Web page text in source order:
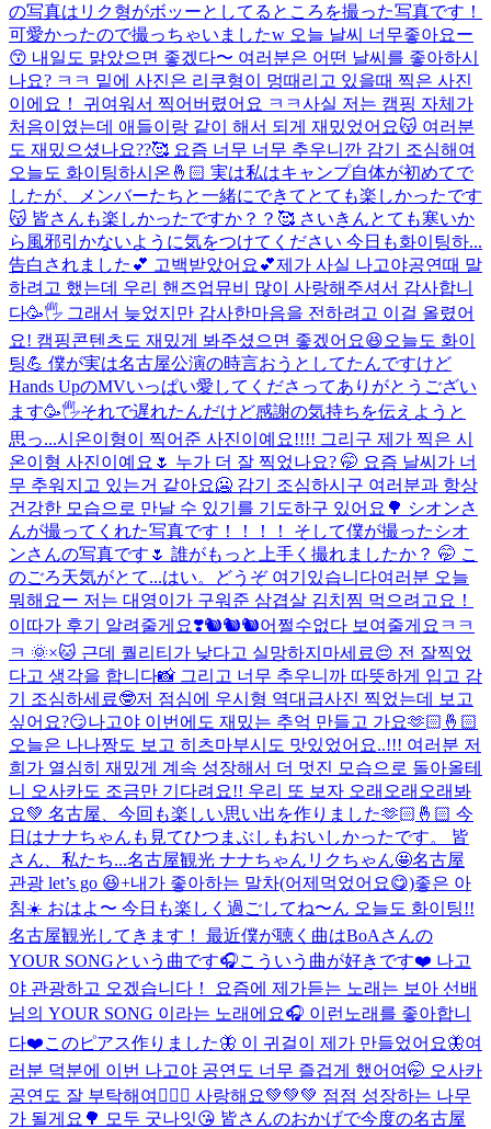
の写真はリク형がボッーとしてるところを撮った写真です！
可愛かったので撮っちゃいましたw 오늘 날씨 너무좋아요ー
😙 내일도 맑았으면 좋겠다〜 여러분은 어떤 날씨를 좋아하시
나요? ㅋㅋ 밑에 사진은 리쿠형이 멍때리고 있을때 찍은 사진
이에요！ 귀여워서 찍어버렸어요 ㅋㅋ사실 저는 캠핑 자체가
처음이였는데 애들이랑 같이 해서 되게 재밌었어요😽 여러분
도 재밌으셨나요??🥰 요즘 너무 너무 추우니깐 감기 조심해여
오늘도 화이팅하시온🤞🏻 実は私はキャンプ自体が初めてで
したが、メンバーたちと一緒にできてとても楽しかったです
😽 皆さんも楽しかったですか？？🥰 さいきんとても寒いか
ら風邪引かないように気をつけてください 今日も화이팅하...
告白されました💕 고백받았어요💕제가 사실 나고야공연때 말
하려고 했는데 우리 핸즈업뮤비 많이 사랑해주셔서 감사합니
다🥳🖐️ 그래서 늦었지만 감사한마음을 전하려고 이걸 올렸어
요! 캠핑콘텐츠도 재밌게 봐주셨으면 좋겠어요😆오늘도 화이
팅💪 僕が実は名古屋公演の時言おうとしてたんですけど
Hands UpのMVいっぱい愛してくださってありがとうござい
ます🥳🖐️それで遅れたんだけど感謝の気持ちを伝えようと
思っ...시온이형이 찍어준 사진이예요!!!! 그리구 제가 찍은 시
온이형 사진이예요🌷 누가 더 잘 찍었나요? 🤭 요즘 날씨가 너
무 추워지고 있는거 같아요🥶 감기 조심하시구 여러분과 항상
건강한 모습으로 만날 수 있기를 기도하구 있어요🌳 シオンさ
んが撮ってくれた写真です！！！！ そして僕が撮ったシオ
ンさんの写真です🌷 誰がもっと上手く撮れましたか？ 🤭 こ
のごろ天気がとて...はい。どうぞ 여기있습니다여러분 오늘
뭐해요ー 저는 대영이가 구워준 삼겹살 김치찜 먹으려고요！
이따가 후기 알려줄게요❣️🐿️🐿️🐿️어쩔수없다 보여줄게요ㅋㅋ
ㅋ 🌞×🐱 근데 퀄리티가 낮다고 실망하지마세료😔 전 잘찍었
다고 생각을 합니다📸 그리고 너무 추우니까 따뜻하게 입고 감
기 조심하세료🤓저 점심에 우시형 역대급사진 찍었는데 보고
싶어요?😏나고야 이번에도 재밌는 추억 만들고 가요🫶🏻🤞🏻
오늘은 나나짱도 보고 히츠마부시도 맛있었어요..!!! 여러분 저
희가 열심히 재밌게 계속 성장해서 더 멋진 모습으로 돌아올테
니 오사카도 조금만 기다려요!! 우리 또 보자 오래오래오래봐
요💚 名古屋、今回も楽しい思い出を作りました🫶🏻🤞🏻 今
日はナナちゃんも見てひつまぶしもおいしかったです。 皆
さん、私たち...名古屋観光 ナナちゃんリクちゃん🤩名古屋
관광 let’s go 😆+내가 좋아하는 말차(어제먹었어요😋)좋은 아
침☀️ おはよ〜 今日も楽しく過ごしてね〜ん 오늘도 화이팅!!
名古屋観光してきます！ 最近僕が聴く曲はBoAさんの
YOUR SONGという曲です🎧こういう曲が好きです❤️ 나고
야 관광하고 오겠습니다！ 요즘에 제가듣는 노래는 보아 선배
님의 YOUR SONG 이라는 노래에요🎧 이런노래를 좋아합니
다❤️このピアス作りました🦋 이 귀걸이 제가 만들었어요🦋여
러분 덕분에 이번 나고야 공연도 너무 즐겁게 했어여🤭 오사카
공연도 잘 부탁해여🙇🏻‍♂️ 사랑해요💚💚💚 점점 성장하는 나무
가 될게요🌳 모두 굿나잇😘 皆さんのおかげで今度の名古屋